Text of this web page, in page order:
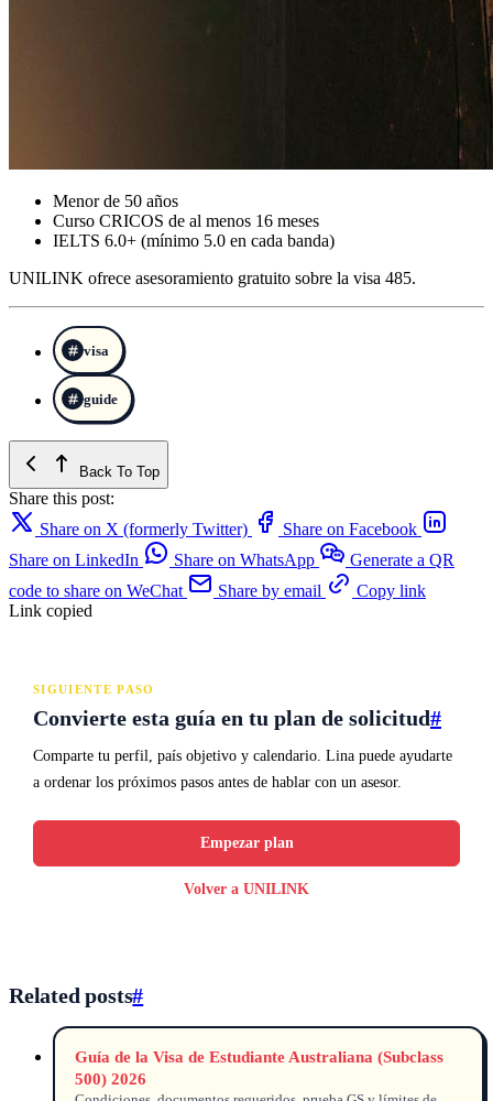
Menor de 50 años
Curso CRICOS de al menos 16 meses
IELTS 6.0+ (mínimo 5.0 en cada banda)
UNILINK ofrece asesoramiento gratuito sobre la visa 485.
visa
guide
Back To Top
Share this post:
Share on X (formerly Twitter)
Share on Facebook
Share on LinkedIn
Share on WhatsApp
Generate a QR
code to share on WeChat
Share by email
Copy link
Link copied
SIGUIENTE PASO
Convierte esta guía en tu plan de solicitud#
Comparte tu perfil, país objetivo y calendario. Lina puede ayudarte
a ordenar los próximos pasos antes de hablar con un asesor.
Empezar plan
Volver a UNILINK
Related posts#
Guía de la Visa de Estudiante Australiana (Subclass
500) 2026